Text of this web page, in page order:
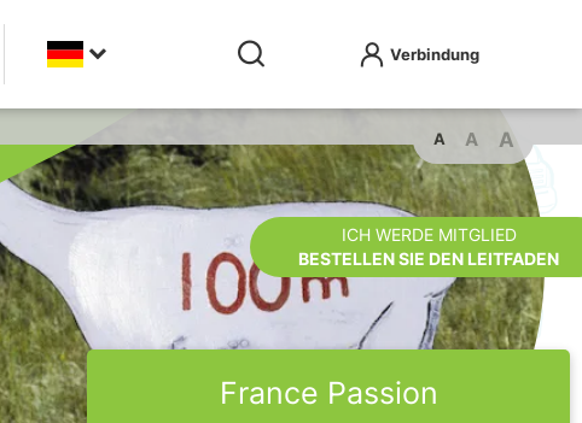
ICH WERDE MITGLIED
BESTELLEN SIE DEN LEITFADEN
A A A
France Passion